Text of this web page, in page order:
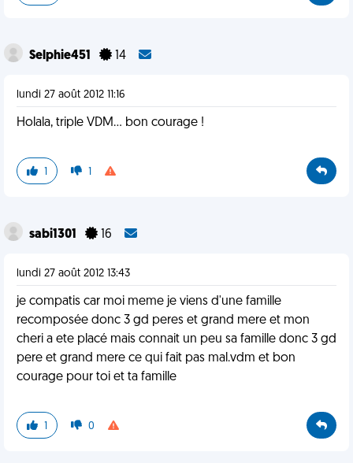
Selphie451 14
lundi 27 août 2012 11:16
Holala, triple VDM... bon courage !
1 1
sabi1301 16
lundi 27 août 2012 13:43
je compatis car moi meme je viens d'une famille
recomposée donc 3 gd peres et grand mere et mon
cheri a ete placé mais connait un peu sa famille donc 3 gd
pere et grand mere ce qui fait pas mal.vdm et bon
courage pour toi et ta famille
1 0